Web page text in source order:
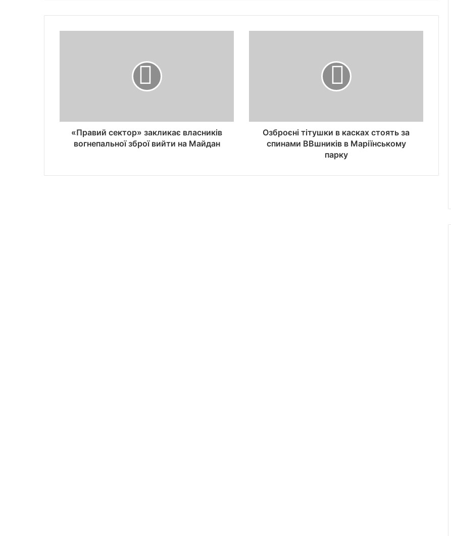
«Правий сектор» закликає власників
вогнепальної зброї вийти на Майдан
Озброєні тітушки в касках стоять за
спинами ВВшників в Маріїнському
парку